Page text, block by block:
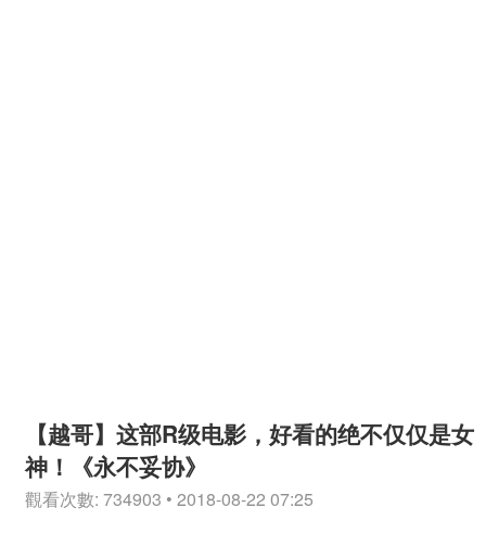
【越哥】这部R级电影，好看的绝不仅仅是女
神！《永不妥协》
觀看次數: 734903 • 2018-08-22 07:25